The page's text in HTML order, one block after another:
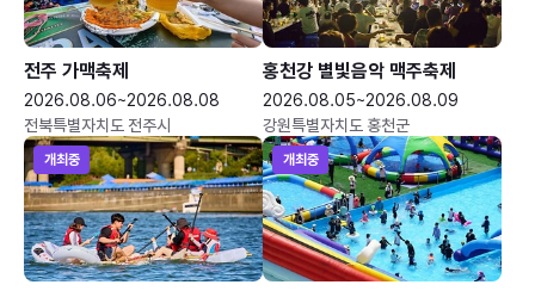
전주 가맥축제
2026.08.06~2026.08.08
전북특별자치도 전주시
홍천강 별빛음악 맥주축제
2026.08.05~2026.08.09
강원특별자치도 홍천군
개최중 개최중